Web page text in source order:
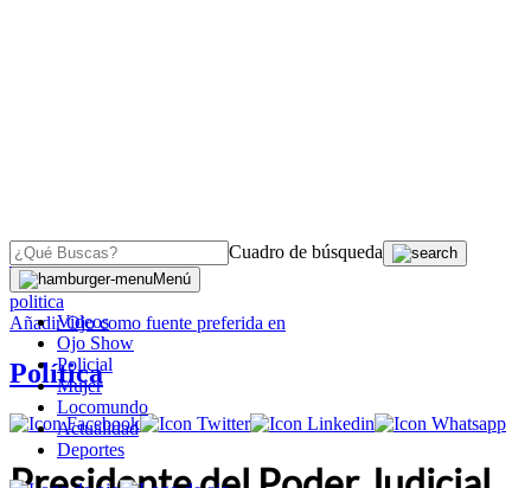
Cuadro de búsqueda
Menú
Videos
Ojo Show
Policial
Mujer
Locomundo
Actualidad
Deportes
OJO
politica
AñadirOjocomo fuente preferida en
Política